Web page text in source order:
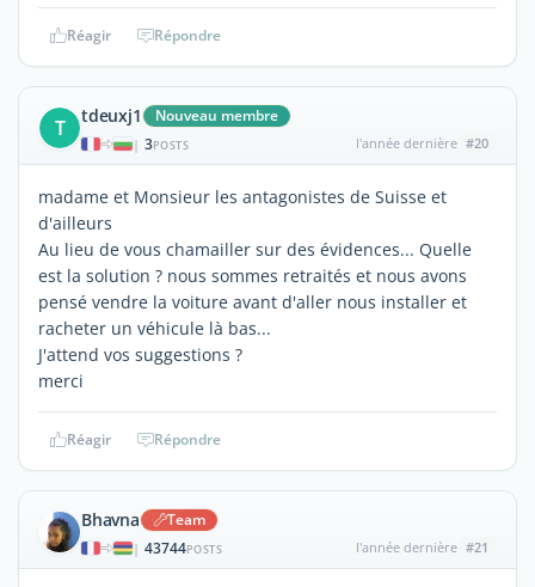
Réagir Répondre
T tdeuxj1 Nouveau membre
| 3POSTS l'année dernière #20
madame et Monsieur les antagonistes de Suisse et
d'ailleurs
Au lieu de vous chamailler sur des évidences... Quelle
est la solution ? nous sommes retraités et nous avons
pensé vendre la voiture avant d'aller nous installer et
racheter un véhicule là bas...
J'attend vos suggestions ?
merci
Réagir Répondre
Bhavna Team
| 43744POSTS l'année dernière #21